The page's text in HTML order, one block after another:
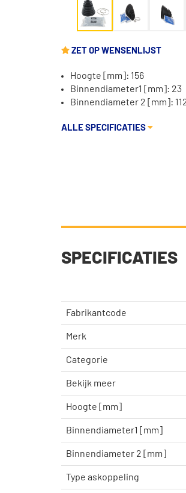
ZET OP WENSENLIJST
Hoogte [mm]: 156
Binnendiameter1 [mm]: 23
Binnendiameter 2 [mm]:
ALLE SPECIFICATIES
SPECIFICATIES
Fabrikantcode
Merk
Categorie
Bekijk meer
Hoogte [mm]
Binnendiameter1 [mm]
Binnendiameter 2 [mm]
Type askoppeling